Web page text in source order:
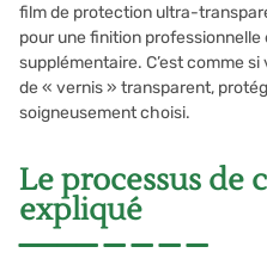
film de protection ultra-
pour une finition
supplémentaire. C’est comme
de « vernis » transparent,
soigneusement choisi.
Le processus de
expliqué